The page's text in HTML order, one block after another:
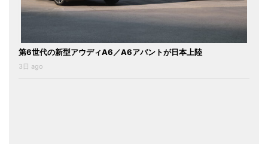
第6世代の新型アウディA6／A6アバントが日本上陸
3日 ago